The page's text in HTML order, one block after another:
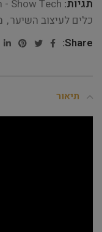
תגיות: Show Tech
כלים לעיצוב השיער,
Share:
תיאור